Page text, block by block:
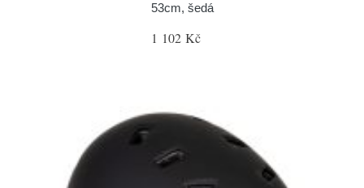
53cm, šedá
1 102 Kč